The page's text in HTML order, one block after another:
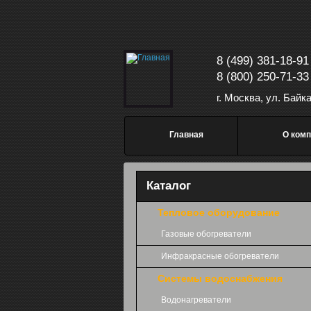
8 (499) 381-18-91
8 (800) 250-71-33
г. Москва, ул.
Главная О
Каталог
Тепловое оборудование
Газовые обогреватели
Инфракрасные обогреватели
Системы водоснабжения
Водонагреватели